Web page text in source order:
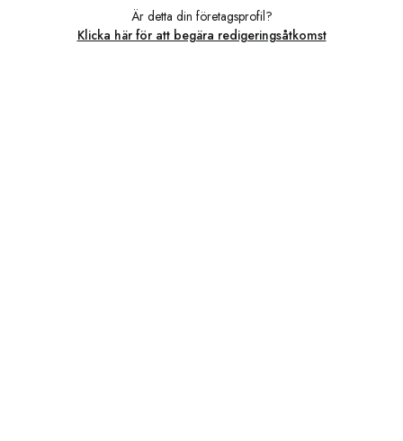
Är detta din företagsprofil?
Klicka här för att begära redigeringsåtkomst